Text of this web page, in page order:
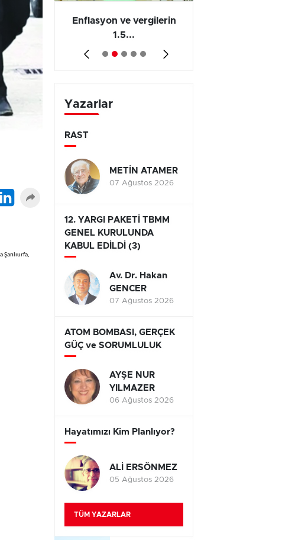
Şanlıurfa,
TL, en
Enflasyon ve vergilerin
1.5...
Yazarlar
RAST
METİN ATAMER
07 Ağustos 2026
12. YARGI PAKETİ TBMM
GENEL KURULUNDA
KABUL EDİLDİ (3)
Av. Dr. Hakan
GENCER
07 Ağustos 2026
ATOM BOMBASI, GERÇEK
GÜÇ ve SORUMLULUK
AYŞE NUR
YILMAZER
06 Ağustos 2026
Hayatımızı Kim Planlıyor?
ALİ ERSÖNMEZ
05 Ağustos 2026
TÜM YAZARLAR